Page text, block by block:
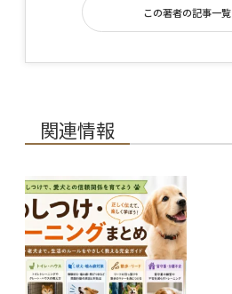
この著者の記事一覧
関連情報